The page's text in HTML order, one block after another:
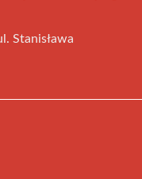
Stanisława